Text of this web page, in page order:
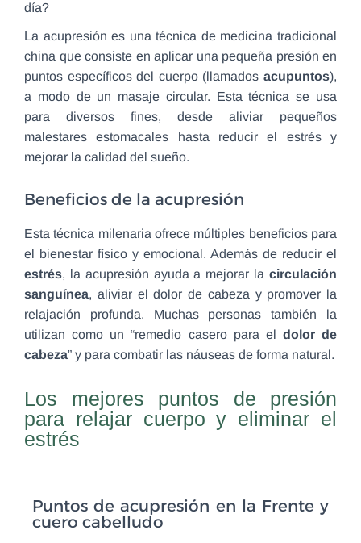
día?
La acupresión es una técnica de medicina tradicional
china que consiste en aplicar una pequeña presión en
puntos específicos del cuerpo (llamados acupuntos),
a modo de un masaje circular. Esta técnica se usa
para diversos fines, desde aliviar pequeños
malestares estomacales hasta reducir el estrés y
mejorar la calidad del sueño.
Beneficios de la acupresión
Esta técnica milenaria ofrece múltiples beneficios para
el bienestar físico y emocional. Además de reducir el
estrés, la acupresión ayuda a mejorar la circulación
sanguínea, aliviar el dolor de cabeza y promover la
relajación profunda. Muchas personas también la
utilizan como un “remedio casero para el dolor de
cabeza” y para combatir las náuseas de forma natural.
Los mejores puntos de presión
para relajar cuerpo y eliminar el
estrés
Puntos de acupresión en la Frente y
cuero cabelludo